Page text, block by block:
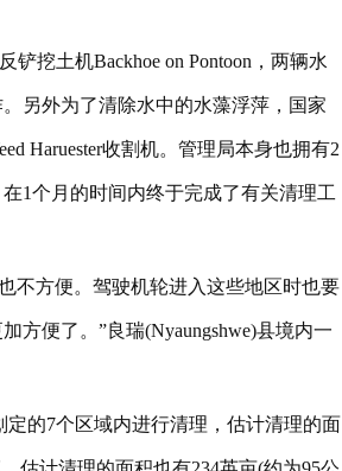
挖土机Backhoe on Pontoon，两辆水
另外为了清除水中的水藻浮萍，国家
Haruester收割机。管理局本身也拥有2
1个月的时间内终于完成了有关清理工
不方便。驾驶机轮进入这些地区时也要
方便了。”良瑞(Nyaungshwe)县境内一
的7个区域内进行清理，估计清理的面